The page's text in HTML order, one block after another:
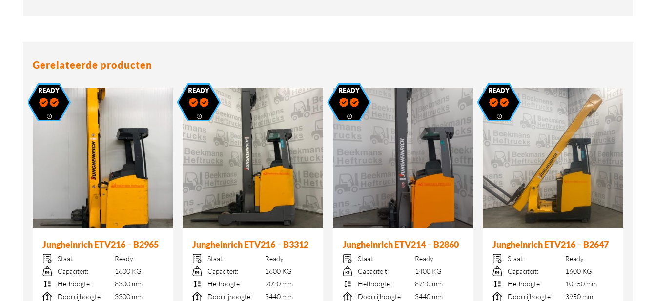
Gerelateerde producten
Jungheinrich ETV216 – B2965
Staat:
Ready
Capaciteit:
1600 KG
Hefhoogte:
8300 mm
Doorrijhoogte:
3300 mm
Jungheinrich ETV216 – B3312
Staat:
Ready
Capaciteit:
1600 KG
Hefhoogte:
9020 mm
Doorrijhoogte:
3440 mm
Jungheinrich ETV214 – B2860
Staat:
Ready
Capaciteit:
1400 KG
Hefhoogte:
8720 mm
Doorrijhoogte:
3440 mm
Jungheinrich ETV216 – B2647
Staat:
Ready
Capaciteit:
1600 KG
Hefhoogte:
10250 mm
Doorrijhoogte:
3950 mm